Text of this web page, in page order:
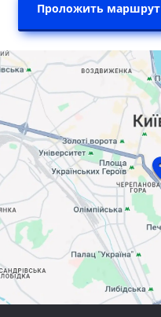
Проложить маршрут